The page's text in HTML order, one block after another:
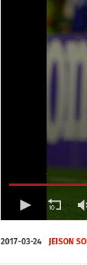
seconds
of
2017-03-24 JEISON